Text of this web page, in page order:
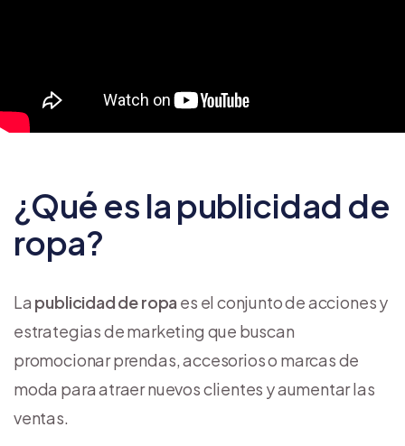
¿Qué es la publicidad de
ropa?
La publicidad de ropa es el conjunto de acciones y
estrategias de marketing que buscan
promocionar prendas, accesorios o marcas de
moda para atraer nuevos clientes y aumentar las
ventas.